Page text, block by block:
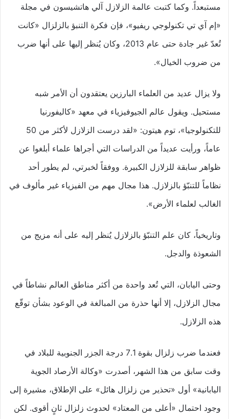
مستبعداً. وكما كتبت عالمة الزلازل آلي هاتشيسون في مجلة
«إم آي تي ​​تكنولوجي ريفيو»، فإن فكرة التنبؤ بالزلزال «كانت
تُعدّ غير جادة حتى عام 2013، وكان يُنظر إليها على أنها ضرب
من ضروب الخيال».
ولا يزال عديد من العلماء البارزين يعتقدون أن الأمر شبه
مستحيل. ويقول عالم الجيوفيزياء في معهد «كاليفورنيا
للتكنولوجيا»، توم هيتون: «لقد درست الزلازل لأكثر من 50
عاماً، ورأيت عديداً من الدراسات التي أجراها علماء أبلغوا عن
ظواهر سابقة للزلازل الكبيرة. ووفقاً لخبرتي، لم يطور أحد
نظاماً للتنبّؤ بالزلازل. هذا مجال مهم من الفيزياء غير مألوف في
الغالب لعلماء الأرض».
وتاريخياً، كان علم التنبّؤ بالزلازل يُنظر إليه على أنه مزيج من
الشعوذة والدجل.
وحتى اليابان، التي تُعد واحدة من أكثر مناطق العالم نشاطاً في
مجال الزلازل، إلا أنها حذرة من المبالغة في الوعود بشأن توقّع
هذه الزلازل.
فعندما ضرب زلزال بقوة 7.1 درجة الجزر الجنوبية للبلاد في
وقت سابق من هذا الشهر، أصدرت «وكالة الأرصاد الجوية
اليابانية» أول «تحذير من زلزال هائل» على الإطلاق، مشيرة إلى
وجود احتمال «أعلى من المعتاد» لحدوث زلزال ثانٍ أقوى. لكن